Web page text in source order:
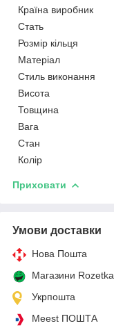
Країна виробник
Стать
Розмір кільця
Матеріал
Стиль виконання
Висота
Товщина
Вага
Стан
Колір
Приховати
Умови доставки
Нова Пошта
Магазини Rozetka
Укрпошта
Meest ПОШТА